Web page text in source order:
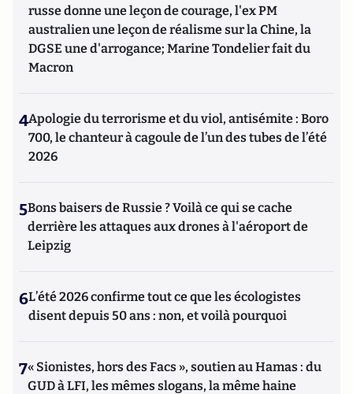
russe donne une leçon de courage, l'ex PM
australien une leçon de réalisme sur la Chine, la
DGSE une d'arrogance; Marine Tondelier fait du
Macron
4Apologie du terrorisme et du viol, antisémite : Boro
700, le chanteur à cagoule de l’un des tubes de l’été
2026
5Bons baisers de Russie ? Voilà ce qui se cache
derrière les attaques aux drones à l'aéroport de
Leipzig
6L’été 2026 confirme tout ce que les écologistes
disent depuis 50 ans : non, et voilà pourquoi
7« Sionistes, hors des Facs », soutien au Hamas : du
GUD à LFI, les mêmes slogans, la même haine